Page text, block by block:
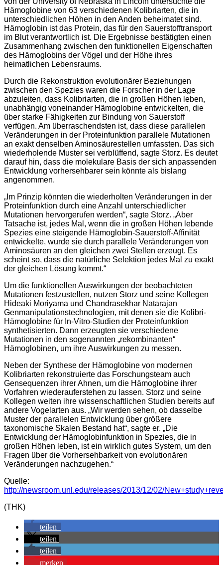
Hämoglobine von 63 verschiedenen Kolibriarten, die in
unterschiedlichen Höhen in den Anden beheimatet sind.
Hämoglobin ist das Protein, das für den Sauerstofftransport
im Blut verantwortlich ist. Die Ergebnisse bestätigten einen
Zusammenhang zwischen den funktionellen Eigenschaften
des Hämoglobins der Vögel und der Höhe ihres
heimatlichen Lebensraums.
Durch die Rekonstruktion evolutionärer Beziehungen
zwischen den Spezies waren die Forscher in der Lage
abzuleiten, dass Kolibriarten, die in großen Höhen leben,
unabhängig voneinander Hämoglobine entwickelten, die
über starke Fähigkeiten zur Bindung von Sauerstoff
verfügen. Am überraschendsten ist, dass diese parallelen
Veränderungen in der Proteinfunktion parallele Mutationen
an exakt denselben Aminosäurestellen umfassten. Das sich
wiederholende Muster sei verblüffend, sagte Storz. Es deutet
darauf hin, dass die molekulare Basis der sich anpassenden
Entwicklung vorhersehbarer sein könnte als bislang
angenommen.
„Im Prinzip könnten die wiederholten Veränderungen in der
Proteinfunktion durch eine Anzahl unterschiedlicher
Mutationen hervorgerufen werden“, sagte Storz. „Aber
Tatsache ist, jedes Mal, wenn die in großen Höhen lebende
Spezies eine steigende Hämoglobin-Sauerstoff-Affinität
entwickelte, wurde sie durch parallele Veränderungen von
Aminosäuren an den gleichen zwei Stellen erzeugt. Es
scheint so, dass die natürliche Selektion jedes Mal zu exakt
der gleichen Lösung kommt.“
Um die funktionellen Auswirkungen der beobachteten
Mutationen festzustellen, nutzen Storz und seine Kollegen
Hideaki Moriyama und Chandrasekhar Natarajan
Genmanipulationstechnologien, mit denen sie die Kolibri-
Hämoglobine für In-Vitro-Studien der Proteinfunktion
synthetisierten. Dann erzeugten sie verschiedene
Mutationen in den sogenannten „rekombinanten“
Hämoglobinen, um ihre Auswirkungen zu messen.
Neben der Synthese der Hämoglobine von modernen
Kolibriarten rekonstruierte das Forschungsteam auch
Gensequenzen ihrer Ahnen, um die Hämoglobine ihrer
Vorfahren wiederauferstehen zu lassen. Storz und seine
Kollegen weiten ihre wissenschaftlichen Studien bereits auf
andere Vogelarten aus. „Wir werden sehen, ob dasselbe
Muster der parallelen Entwicklung über größere
taxonomische Skalen Bestand hat“, sagte er. „Die
Entwicklung der Hämoglobinfunktion in Spezies, die in
großen Höhen leben, ist ein wirklich gutes System, um den
Fragen über die Vorhersehbarkeit von evolutionären
Veränderungen nachzugehen.“
Quelle:
http://newsroom.unl.edu/releases/2013/12/02/
(THK)
teilen
teilen
teilen
merken